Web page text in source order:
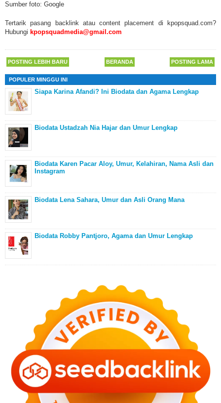
Sumber foto: Google
Tertarik pasang backlink atau content placement di kpopsquad.com?
Hubungi kpopsquadmedia@gmail.com
POSTING LEBIH BARU POSTING LAMA
BERANDA
POPULER MINGGU INI
Siapa Karina Afandi? Ini Biodata dan Agama Lengkap
Biodata Ustadzah Nia Hajar dan Umur Lengkap
Biodata Karen Pacar Aloy, Umur, Kelahiran, Nama Asli dan
Instagram
Biodata Lena Sahara, Umur dan Asli Orang Mana
Biodata Robby Pantjoro, Agama dan Umur Lengkap